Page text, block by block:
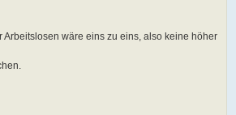
Arbeitslosen wäre eins zu eins, also keine höher